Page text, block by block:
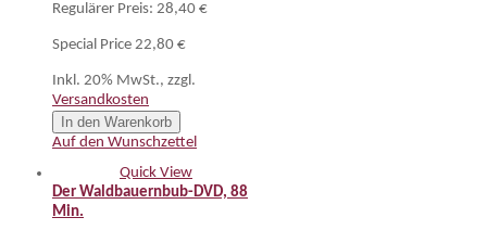
Regulärer Preis: 28,40 €
Special Price 22,80 €
Inkl. 20% MwSt., zzgl.
Versandkosten
In den Warenkorb
Auf den Wunschzettel
Quick View
Der Waldbauernbub-DVD, 88
Min.